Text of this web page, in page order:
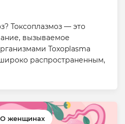
Токсоплазмоз — это
вызываемое
Toxoplasma
распространенным,
О женщинах